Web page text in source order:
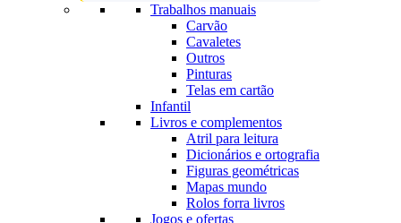
Trabalhos manuais
Carvão
Cavaletes
Outros
Pinturas
Telas em cartão
Infantil
Livros e complementos
Atril para leitura
Dicionários e ortografia
Figuras geométricas
Mapas mundo
Rolos forra livros
Jogos e ofertas